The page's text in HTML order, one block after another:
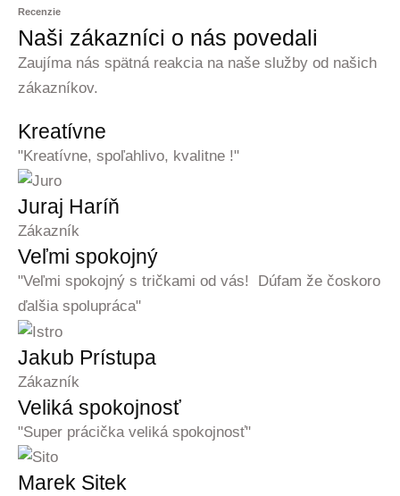
Recenzie
Naši zákazníci o nás povedali
Zaujíma nás spätná reakcia na naše služby od našich
zákazníkov.
Kreatívne
"Kreatívne, spoľahlivo, kvalitne !"
Juraj Haríň
Zákazník
Veľmi spokojný
"Veľmi spokojný s tričkami od vás! Dúfam že čoskoro
ďalšia spolupráca"
Jakub Prístupa
Zákazník
Veliká spokojnosť
"Super prácička veliká spokojnosť"
Marek Sitek